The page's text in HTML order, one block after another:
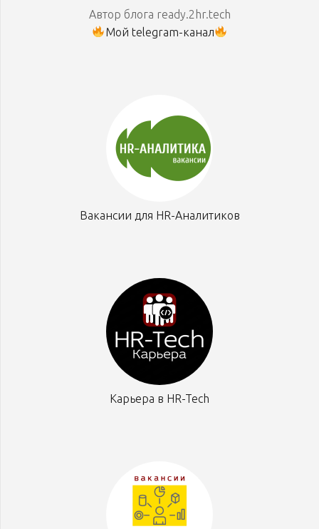
Автор блога ready.2hr.tech
Мой telegram-канал
Вакансии для HR-Аналитиков
Карьера в HR-Tech